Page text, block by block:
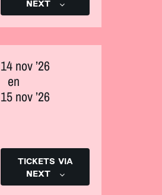
NEXT
14 nov ’26
en
15 nov ’26
TICKETS VIA
NEXT